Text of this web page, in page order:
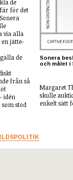
de
för det
via alla
en jätte­
de
från så
idén
stod
Sonera
och målet i
Margaret
skulle
enkelt sätt